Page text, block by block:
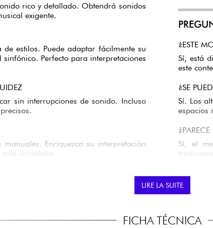
rico y detallado. Obtendrá sonidos
exigente.
estilos. Puede adaptar fácilmente su
Perfecto para interpretaciones
sin interrupciones de sonido. Incluso
Enriquezca su interpretación
completas.
el órgano. Amplíe sus
¿ESTE
Sí, está
este
¿SE
Sí. Los
espacios
Sí, el
Sí,
LIRE LA SUITE
FICHA TÉCNICA